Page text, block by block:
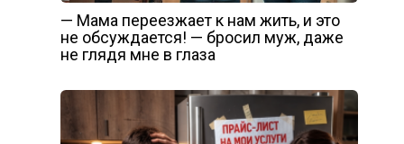
— Мама переезжает к нам жить, и это
не обсуждается! — бросил муж, даже
не глядя мне в глаза